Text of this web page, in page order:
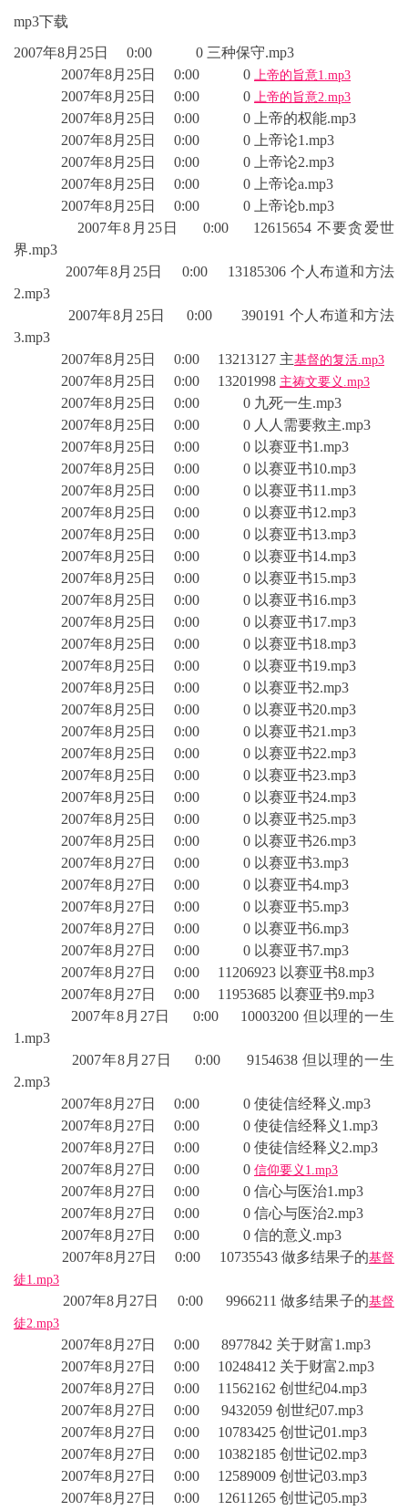
mp3下载
2007年8月25日 0:00 0 三种保守.mp3
2007年8月25日 0:00 0 上帝的旨意1.mp3
2007年8月25日 0:00 0 上帝的旨意2.mp3
2007年8月25日 0:00 0 上帝的权能.mp3
2007年8月25日 0:00 0 上帝论1.mp3
2007年8月25日 0:00 0 上帝论2.mp3
2007年8月25日 0:00 0 上帝论a.mp3
2007年8月25日 0:00 0 上帝论b.mp3
2007年8月25日 0:00 12615654 不要贪爱世
界.mp3
2007年8月25日 0:00 13185306 个人布道和方法
2.mp3
2007年8月25日 0:00 390191 个人布道和方法
3.mp3
2007年8月25日 0:00 13213127 主基督的复活.mp3
2007年8月25日 0:00 13201998 主祷文要义.mp3
2007年8月25日 0:00 0 九死一生.mp3
2007年8月25日 0:00 0 人人需要救主.mp3
2007年8月25日 0:00 0 以赛亚书1.mp3
2007年8月25日 0:00 0 以赛亚书10.mp3
2007年8月25日 0:00 0 以赛亚书11.mp3
2007年8月25日 0:00 0 以赛亚书12.mp3
2007年8月25日 0:00 0 以赛亚书13.mp3
2007年8月25日 0:00 0 以赛亚书14.mp3
2007年8月25日 0:00 0 以赛亚书15.mp3
2007年8月25日 0:00 0 以赛亚书16.mp3
2007年8月25日 0:00 0 以赛亚书17.mp3
2007年8月25日 0:00 0 以赛亚书18.mp3
2007年8月25日 0:00 0 以赛亚书19.mp3
2007年8月25日 0:00 0 以赛亚书2.mp3
2007年8月25日 0:00 0 以赛亚书20.mp3
2007年8月25日 0:00 0 以赛亚书21.mp3
2007年8月25日 0:00 0 以赛亚书22.mp3
2007年8月25日 0:00 0 以赛亚书23.mp3
2007年8月25日 0:00 0 以赛亚书24.mp3
2007年8月25日 0:00 0 以赛亚书25.mp3
2007年8月25日 0:00 0 以赛亚书26.mp3
2007年8月27日 0:00 0 以赛亚书3.mp3
2007年8月27日 0:00 0 以赛亚书4.mp3
2007年8月27日 0:00 0 以赛亚书5.mp3
2007年8月27日 0:00 0 以赛亚书6.mp3
2007年8月27日 0:00 0 以赛亚书7.mp3
2007年8月27日 0:00 11206923 以赛亚书8.mp3
2007年8月27日 0:00 11953685 以赛亚书9.mp3
2007年8月27日 0:00 10003200 但以理的一生
1.mp3
2007年8月27日 0:00 9154638 但以理的一生
2.mp3
2007年8月27日 0:00 0 使徒信经释义.mp3
2007年8月27日 0:00 0 使徒信经释义1.mp3
2007年8月27日 0:00 0 使徒信经释义2.mp3
2007年8月27日 0:00 0 信仰要义1.mp3
2007年8月27日 0:00 0 信心与医治1.mp3
2007年8月27日 0:00 0 信心与医治2.mp3
2007年8月27日 0:00 0 信的意义.mp3
2007年8月27日 0:00 10735543 做多结果子的基督
徒1.mp3
2007年8月27日 0:00 9966211 做多结果子的基督
徒2.mp3
2007年8月27日 0:00 8977842 关于财富1.mp3
2007年8月27日 0:00 10248412 关于财富2.mp3
2007年8月27日 0:00 11562162 创世纪04.mp3
2007年8月27日 0:00 9432059 创世纪07.mp3
2007年8月27日 0:00 10783425 创世记01.mp3
2007年8月27日 0:00 10382185 创世记02.mp3
2007年8月27日 0:00 12589009 创世记03.mp3
2007年8月27日 0:00 12611265 创世记05.mp3